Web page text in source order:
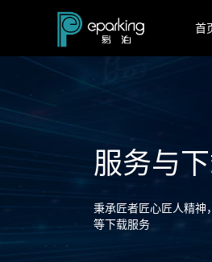
首
服务与
秉承匠者匠心匠人精神
等下载服务